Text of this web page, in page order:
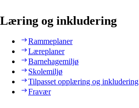
Læring og inkludering
Rammeplaner
Læreplaner
Barnehagemiljø
Skolemiljø
Tilpasset opplæring og inkludering
Fravær